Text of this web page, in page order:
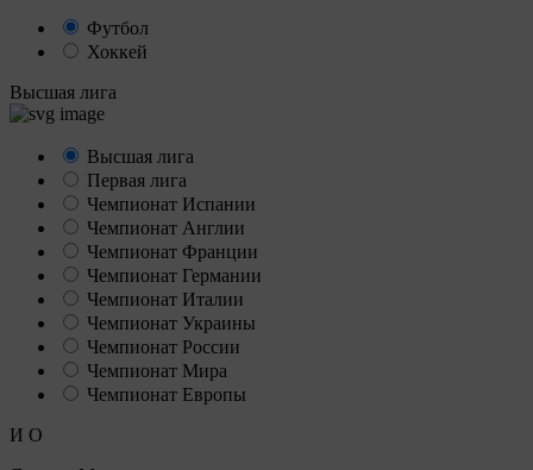
Футбол
Хоккей
Высшая лига
Высшая лига
Первая лига
Чемпионат Испании
Чемпионат Англии
Чемпионат Франции
Чемпионат Германии
Чемпионат Италии
Чемпионат Украины
Чемпионат России
Чемпионат Мира
Чемпионат Европы
И О